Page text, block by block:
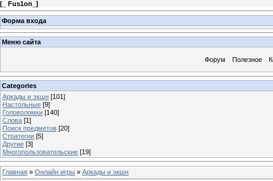
[ _ Fus1on_ ]
Форма входа
Меню сайта
Форум Полезное
Categories
Аркады и экшн [101]
Настольные [9]
Головоломки [140]
Слова [1]
Поиск предметов [20]
Стратегии [5]
Другие [3]
Многопользовательские [19]
Главная » Онлайн игры » Аркады и экшн